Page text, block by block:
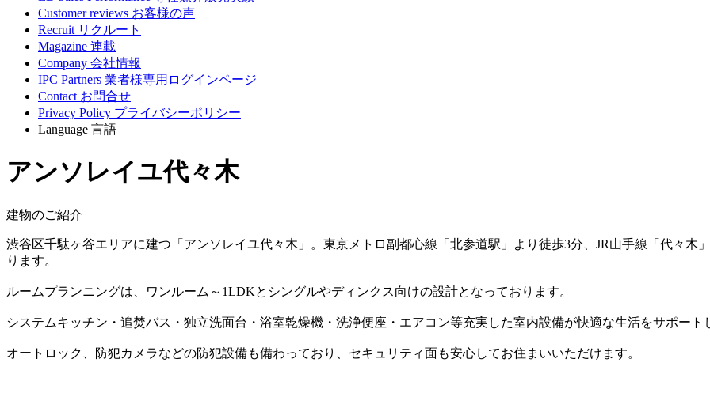
Customer reviews お客様の声
Recruit リクルート
Magazine 連載
Company 会社情報
IPC Partners 業者様専用ログインページ
Contact お問合せ
Privacy Policy プライバシーポリシー
Language 言語
アンソレイユ代々木
建物のご紹介
渋谷区千駄ヶ谷エリアに建つ「アンソレイユ代々木」。東京メトロ副都心線「北参道駅」より徒歩3分、JR山手線「代々木
ります。
ルームプランニングは、ワンルーム～1LDKとシングルやディンクス向けの設計となっております。
システムキッチン・追焚バス・独立洗面台・浴室乾燥機・洗浄便座・エアコン等充実した室内設備が快適な生活をサポート
オートロック、防犯カメラなどの防犯設備も備わっており、セキュリティ面も安心してお住まいいただけます。